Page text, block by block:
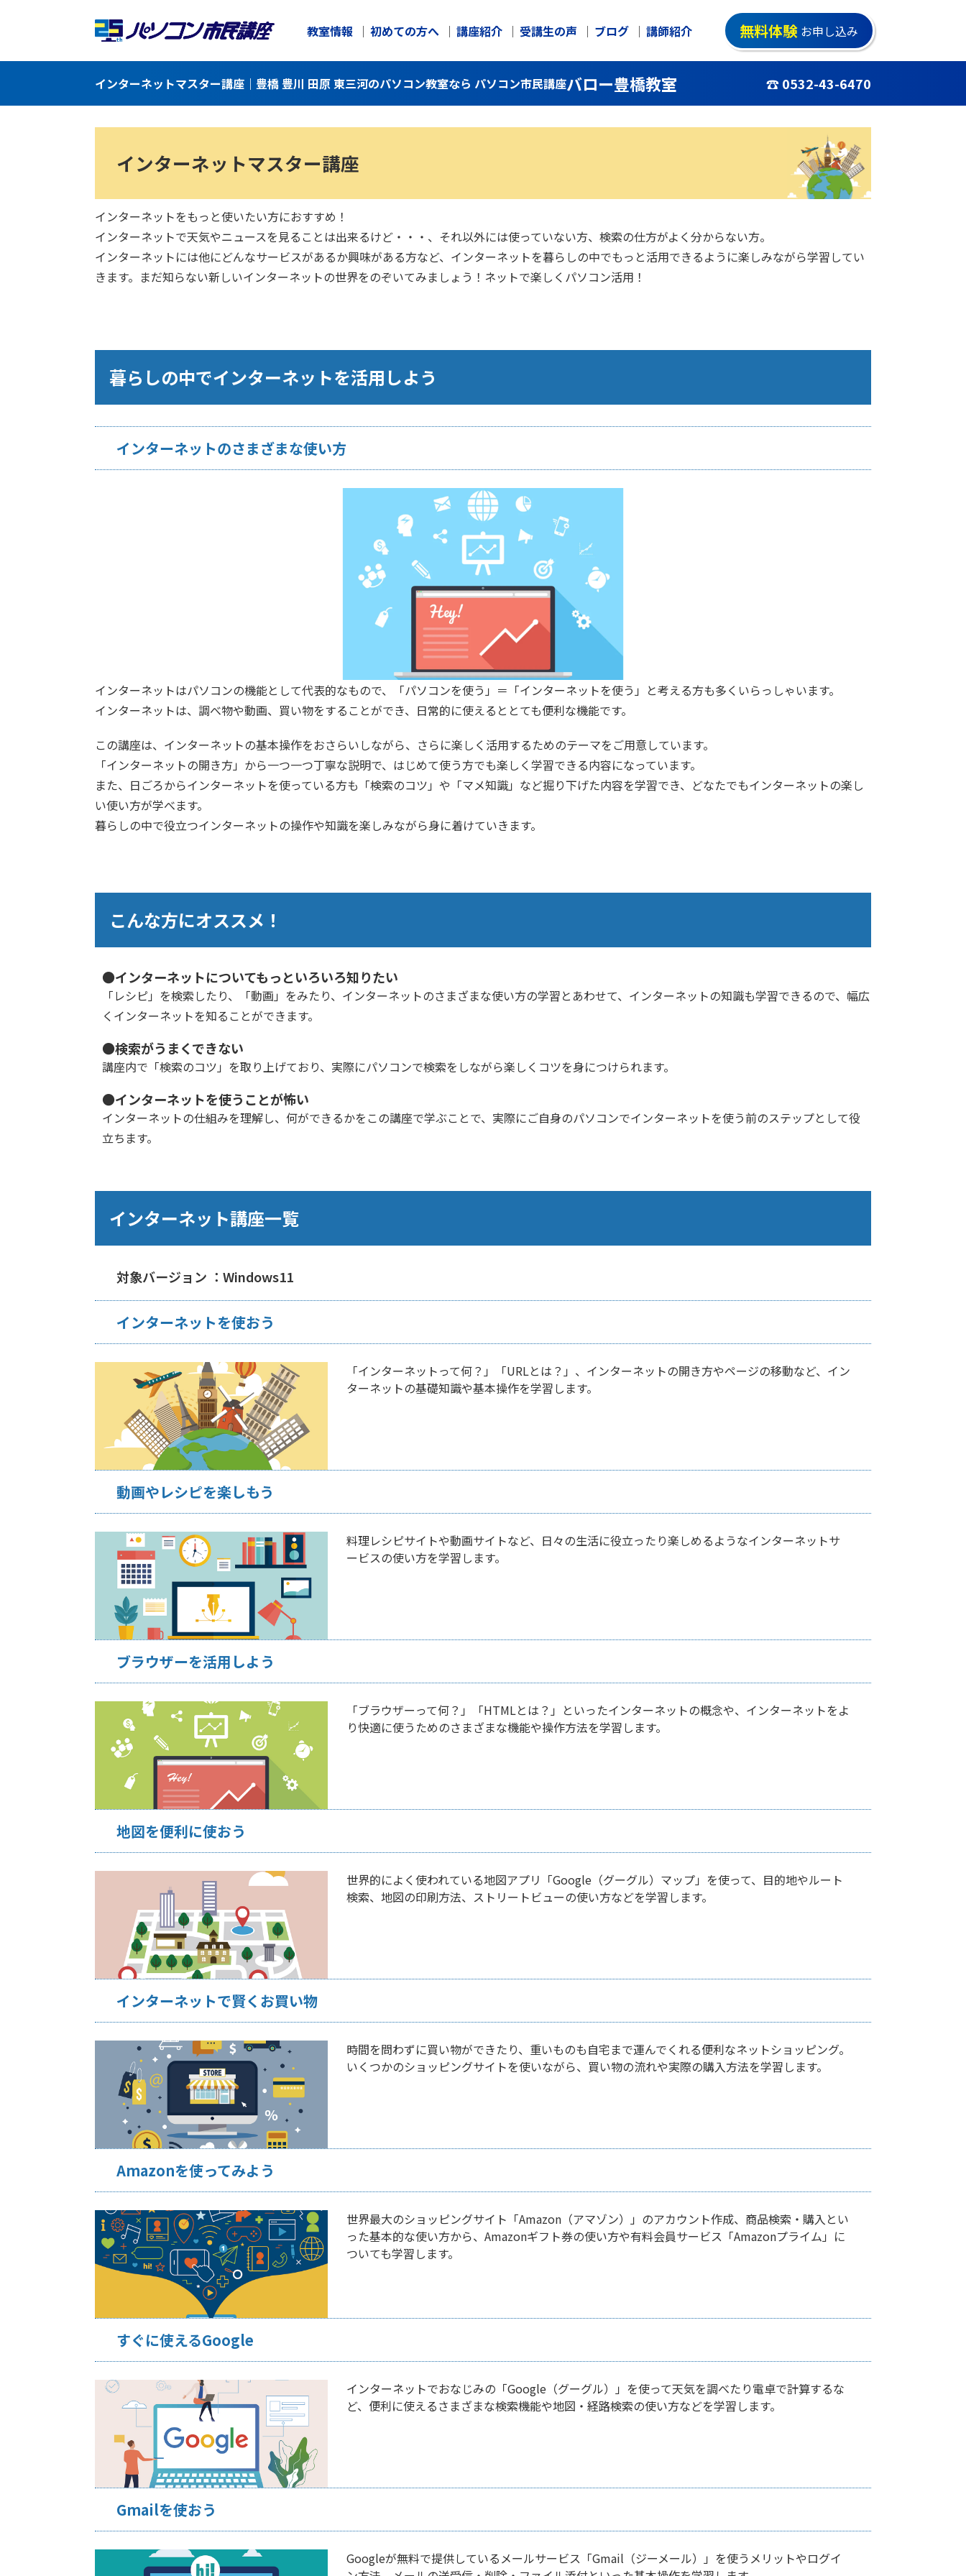
教室情報 初めての方へ 講座紹介 受講生の声 ブログ 講師紹介 無料体験 お申し込み
インターネットマスター講座｜豊橋 豊川 田原 東三河のパソコン教室なら パソコン市民講座バロー豊橋教室 ☎ 0532-43-6470
インターネットマスター講座
インターネットをもっと使いたい方におすすめ！
インターネットで天気やニュースを見ることは出来るけど・・・、それ以外には使っていない方、検索の仕方がよく分からない方。
インターネットには他にどんなサービスがあるか興味がある方など、インターネットを暮らしの中でもっと活用できるように楽しみながら学習してい
きます。まだ知らない新しいインターネットの世界をのぞいてみましょう！ネットで楽しくパソコン活用！
暮らしの中でインターネットを活用しよう
インターネットのさまざまな使い方
インターネットはパソコンの機能として代表的なもので、「パソコンを使う」＝「インターネットを使う」と考える方も多くいらっしゃいます。
インターネットは、調べ物や動画、買い物をすることができ、日常的に使えるととても便利な機能です。
この講座は、インターネットの基本操作をおさらいしながら、さらに楽しく活用するためのテーマをご用意しています。
「インターネットの開き方」から一つ一つ丁寧な説明で、はじめて使う方でも楽しく学習できる内容になっています。
また、日ごろからインターネットを使っている方も「検索のコツ」や「マメ知識」など掘り下げた内容を学習でき、どなたでもインターネットの楽し
い使い方が学べます。
暮らしの中で役立つインターネットの操作や知識を楽しみながら身に着けていきます。
こんな方にオススメ！
●インターネットについてもっといろいろ知りたい
「レシピ」を検索したり、「動画」をみたり、インターネットのさまざまな使い方の学習とあわせて、インターネットの知識も学習できるので、幅広
くインターネットを知ることができます。
●検索がうまくできない
講座内で「検索のコツ」を取り上げており、実際にパソコンで検索をしながら楽しくコツを身につけられます。
●インターネットを使うことが怖い
インターネットの仕組みを理解し、何ができるかをこの講座で学ぶことで、実際にご自身のパソコンでインターネットを使う前のステップとして役
立ちます。
インターネット講座一覧
対象バージョン ：Windows11
インターネットを使おう
「インターネットって何？」「URLとは？」、インターネットの開き方やページの移動など、イン
ターネットの基礎知識や基本操作を学習します。
動画やレシピを楽しもう
料理レシピサイトや動画サイトなど、日々の生活に役立ったり楽しめるようなインターネットサ
ービスの使い方を学習します。
ブラウザーを活用しよう
「ブラウザーって何？」「HTMLとは？」といったインターネットの概念や、インターネットをよ
り快適に使うためのさまざまな機能や操作方法を学習します。
地図を便利に使おう
世界的によく使われている地図アプリ「Google（グーグル）マップ」を使って、目的地やルート
検索、地図の印刷方法、ストリートビューの使い方などを学習します。
インターネットで賢くお買い物
時間を問わずに買い物ができたり、重いものも自宅まで運んでくれる便利なネットショッピング。
いくつかのショッピングサイトを使いながら、買い物の流れや実際の購入方法を学習します。
Amazonを使ってみよう
世界最大のショッピングサイト「Amazon（アマゾン）」のアカウント作成、商品検索・購入とい
った基本的な使い方から、Amazonギフト券の使い方や有料会員サービス「Amazonプライム」に
ついても学習します。
すぐに使えるGoogle
インターネットでおなじみの「Google（グーグル）」を使って天気を調べたり電卓で計算するな
ど、便利に使えるさまざまな検索機能や地図・経路検索の使い方などを学習します。
Gmailを使おう
Googleが無料で提供しているメールサービス「Gmail（ジーメール）」を使うメリットやログイ